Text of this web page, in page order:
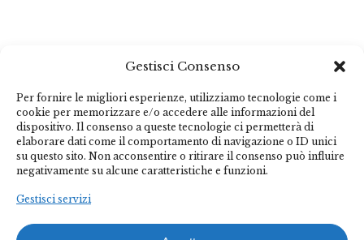
Gestisci Consenso
Per fornire le migliori esperienze, utilizziamo tecnologie come i
cookie per memorizzare e/o accedere alle informazioni del
dispositivo. Il consenso a queste tecnologie ci permetterà di
elaborare dati come il comportamento di navigazione o ID unici
su questo sito. Non acconsentire o ritirare il consenso può influire
negativamente su alcune caratteristiche e funzioni.
Gestisci servizi